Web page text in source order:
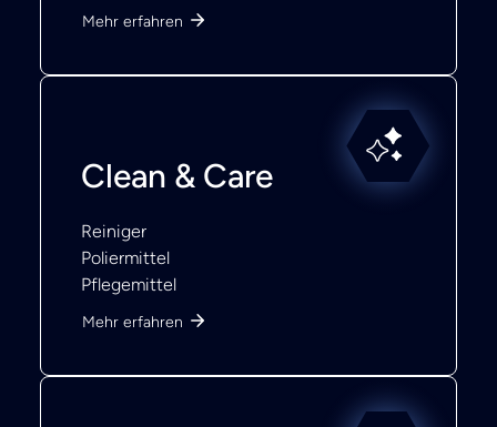
Mehr erfahren
Clean & Care
Reiniger
Poliermittel
Pflegemittel
Mehr erfahren